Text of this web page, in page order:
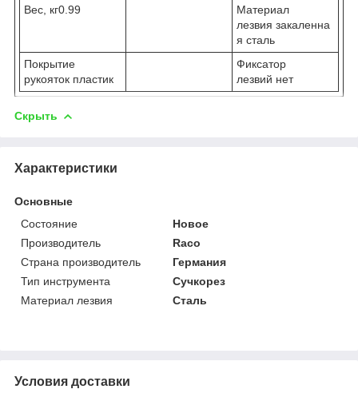
Вес, кг0.99
Материал
лезвия закаленна
я сталь
Покрытие
рукояток пластик
Фиксатор
лезвий нет
Скрыть
Характеристики
Основные
Состояние
Новое
Производитель
Raco
Страна производитель
Германия
Тип инструмента
Сучкорез
Материал лезвия
Сталь
Условия доставки